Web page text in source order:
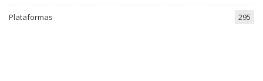
Plataformas 295